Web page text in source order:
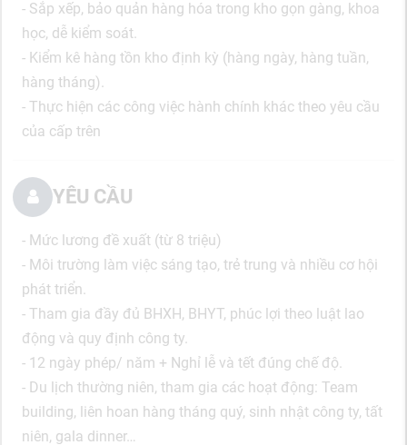
- Sắp xếp, bảo quản hàng hóa trong kho gọn gàng, khoa
học, dễ kiểm soát.
- Kiểm kê hàng tồn kho định kỳ (hàng ngày, hàng tuần,
hàng tháng).
- Thực hiện các công việc hành chính khác theo yêu cầu
của cấp trên
YÊU CẦU
- Mức lương đề xuất (từ 8 triệu)
- Môi trường làm việc sáng tạo, trẻ trung và nhiều cơ hội
phát triển.
- Tham gia đầy đủ BHXH, BHYT, phúc lợi theo luật lao
động và quy định công ty.
- 12 ngày phép/ năm + Nghỉ lễ và tết đúng chế độ.
- Du lịch thường niên, tham gia các hoạt động: Team
building, liên hoan hàng tháng quý, sinh nhật công ty, tất
niên, gala dinner…